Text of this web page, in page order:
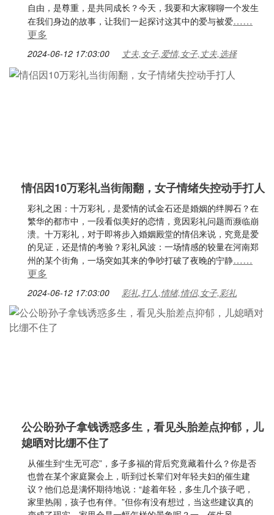
自由，是尊重，是共同成长？今天，我要和大家聊聊一个发生
在我们身边的故事，让我们一起探讨这其中的爱与被爱……
更多
2024-06-12 17:03:00 丈夫,女子,爱情,女子,丈夫,选择
情侣因10万彩礼当街闹翻，女子情绪失控动手打人
彩礼之困：十万彩礼，是爱情的试金石还是婚姻的绊脚石？在
繁华的都市中，一段看似美好的恋情，竟因彩礼问题而濒临崩
溃。十万彩礼，对于即将步入婚姻殿堂的情侣来说，究竟是爱
的见证，还是情的考验？彩礼风波：一场情感的较量在河南郑
州的某个街角，一场突如其来的争吵打破了夜晚的宁静……
更多
2024-06-12 17:03:00 彩礼,打人,情绪,情侣,女子,彩礼
公公盼孙子拿钱诱惑多生，看见头胎差点抑郁，儿
媳晒对比绷不住了
从催生到“生无可恋”，多子多福的背后究竟藏着什么？你是否
也曾在某个家庭聚会上，听到过长辈们对年轻夫妇的催生建
议？他们总是满怀期待地说：“趁着年轻，多生几个孩子吧，
家里热闹，孩子也有伴。”但你有没有想过，当这些建议真的